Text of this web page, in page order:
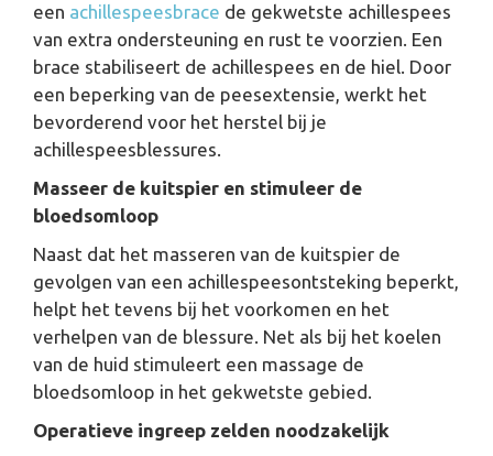
een achillespeesbrace de gekwetste achillespees
van extra ondersteuning en rust te voorzien. Een
brace stabiliseert de achillespees en de hiel. Door
een beperking van de peesextensie, werkt het
bevorderend voor het herstel bij je
achillespeesblessures.
Masseer de kuitspier en stimuleer de
bloedsomloop
Naast dat het masseren van de kuitspier de
gevolgen van een achillespeesontsteking beperkt,
helpt het tevens bij het voorkomen en het
verhelpen van de blessure. Net als bij het koelen
van de huid stimuleert een massage de
bloedsomloop in het gekwetste gebied.
Operatieve ingreep zelden noodzakelijk